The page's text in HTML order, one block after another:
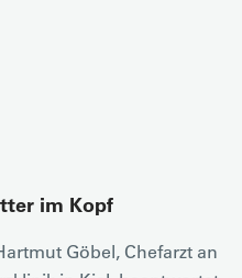
im Kopf
Göbel, Chefarzt an